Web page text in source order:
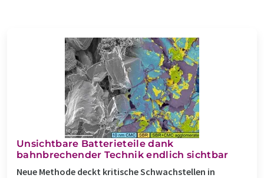
Unsichtbare Batterieteile dank
bahnbrechender Technik endlich sichtbar
Neue Methode deckt kritische Schwachstellen in